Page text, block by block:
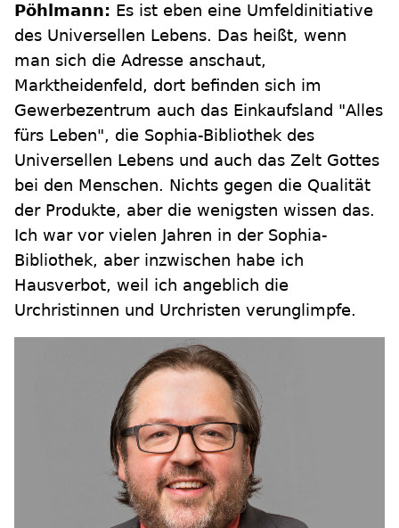
Pöhlmann: Es ist eben eine Umfeldinitiative
des Universellen Lebens. Das heißt, wenn
man sich die Adresse anschaut,
Marktheidenfeld, dort befinden sich im
Gewerbezentrum auch das Einkaufsland "Alles
fürs Leben", die Sophia-Bibliothek des
Universellen Lebens und auch das Zelt Gottes
bei den Menschen. Nichts gegen die Qualität
der Produkte, aber die wenigsten wissen das.
Ich war vor vielen Jahren in der Sophia-
Bibliothek, aber inzwischen habe ich
Hausverbot, weil ich angeblich die
Urchristinnen und Urchristen verunglimpfe.